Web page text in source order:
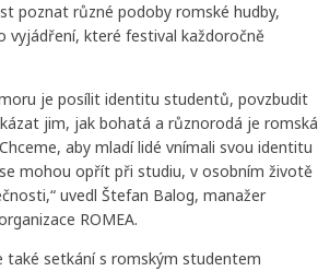
poznat různé podoby romské hudby,
vyjádření, které festival každoročně
je posílit identitu studentů, povzbudit
jim, jak bohatá a různorodá je romská
aby mladí lidé vnímali svou identitu
mohou opřít při studiu, v osobním životě
uvedl Štefan Balog, manažer
ROMEA.
také setkání s romským studentem